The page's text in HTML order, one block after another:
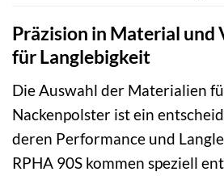
Präzision in Material und
für Langlebigkeit
Die Auswahl der Materialien
Nackenpolster ist ein
deren Performance und
RPHA 90S kommen speziell